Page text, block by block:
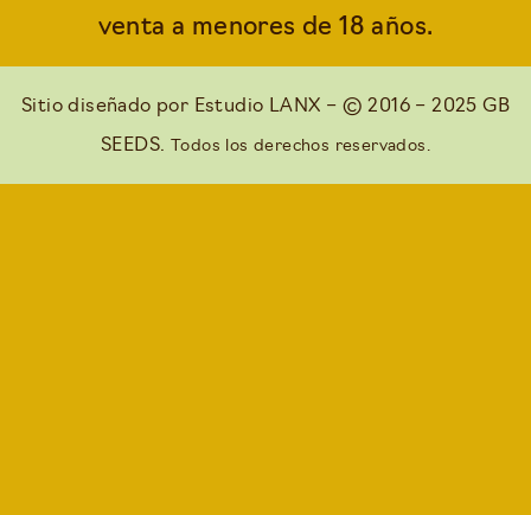
venta a menores de 18 años.
Sitio diseñado por Estudio LANX – © 2016 – 2025 GB
SEEDS. Todos los derechos reservados.